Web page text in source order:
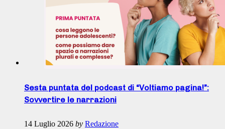
Sesta puntata del podcast di “Voltiamo pagina!”:
Sovvertire le narrazioni
14 Luglio 2026 by Redazione